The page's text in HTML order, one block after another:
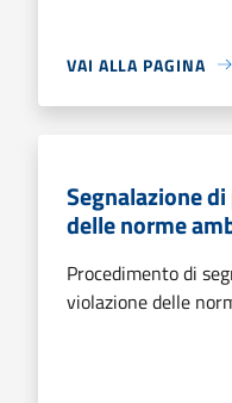
VAI ALLA PAGINA
Segnalazione
delle norme
Procedimento di
violazione delle